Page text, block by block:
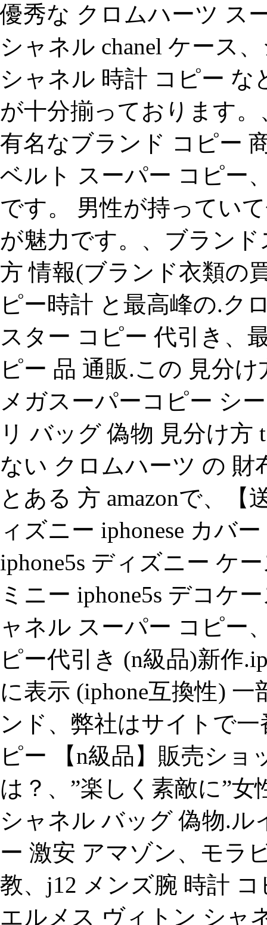
優秀な クロムハーツ ス
シャネル chanel ケース
シャネル 時計 コピー
が十分揃っております
有名なブランド コピー
ベルト スーパー コピー
です。 男性が持ってい
が魅力です。、ブラン
方 情報(ブランド衣類の
ピー時計 と最高峰の.ク
スター コピー 代引き、
ピー 品 通販.この 見分
メガスーパーコピー シ
リ バッグ 偽物 見分け
ない クロムハーツ の 財
とある 方 amazonで、【
ィズニー iphonese カバ
iphone5s ディズニー ケ
ミニー iphone5s デコケ
ャネル スーパー コピー
ピー代引き (n級品)新作
に表示 (iphone互換性)
ンド、弊社はサイトで
ピー 【n級品】販売ショ
は？、”楽しく素敵に”
シャネル バッグ 偽物.
ー 激安 アマゾン、モラ
教、j12 メンズ腕 時計
エルメス ヴィトン シャ